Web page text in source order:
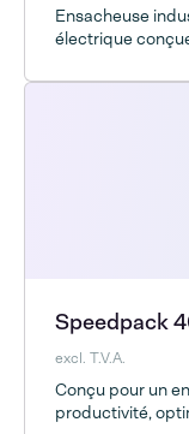
Ensacheuse
électrique
d'entrepôt
Speedpack
excl. T.V.A.
Conçu pour un
productivité,